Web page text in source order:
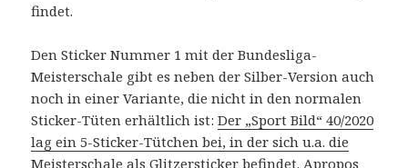
findet.
Den Sticker Nummer 1 mit der Bundesliga-
Meisterschale gibt es neben der Silber-Version auch
noch in einer Variante, die nicht in den normalen
Sticker-Tüten erhältlich ist:Der „Sport Bild“ 40/2020
lag ein 5-Sticker-Tütchen bei, in der sich u.a. die
Meisterschale als Glitzersticker befindet. Apropos